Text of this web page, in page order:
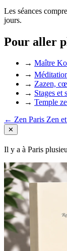
Les séances
jours.
Pour aller
→ Maître
→
→ Zazen,
→ Stages et
→ Temple
← Zen Paris Zen
✕
Il y a à Paris